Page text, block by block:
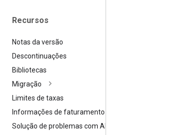
Recursos
Notas da versão
Descontinuações
Bibliotecas
Migração
Limites de taxas
Informações de faturamento
Solução de problemas com APIs